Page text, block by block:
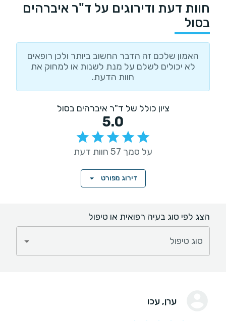
חוות דעת ודירוגים על ד"ר איברהים
בסול
האמון שלכם זה הדבר החשוב ביותר ולכן רופאים
לא יכולים לשלם על מנת לשנות או למחוק את
חוות הדעת.
ציון כולל של ד"ר איברהים בסול
5.0
על סמך 57 חוות דעת
דירוג מפורט
הצג לפי סוג בעיה רפואית או טיפול
סוג טיפול
ערן, עכו